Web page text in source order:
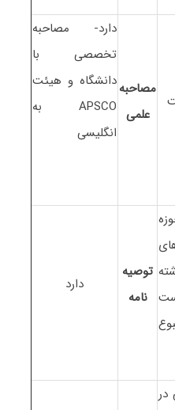
مصاحبه
علمی
دارد- مصاحبه
تخصصی با
دانشگاه و هیئت
APSCO به
انگلیسی
توصیه
نامه
دارد
در